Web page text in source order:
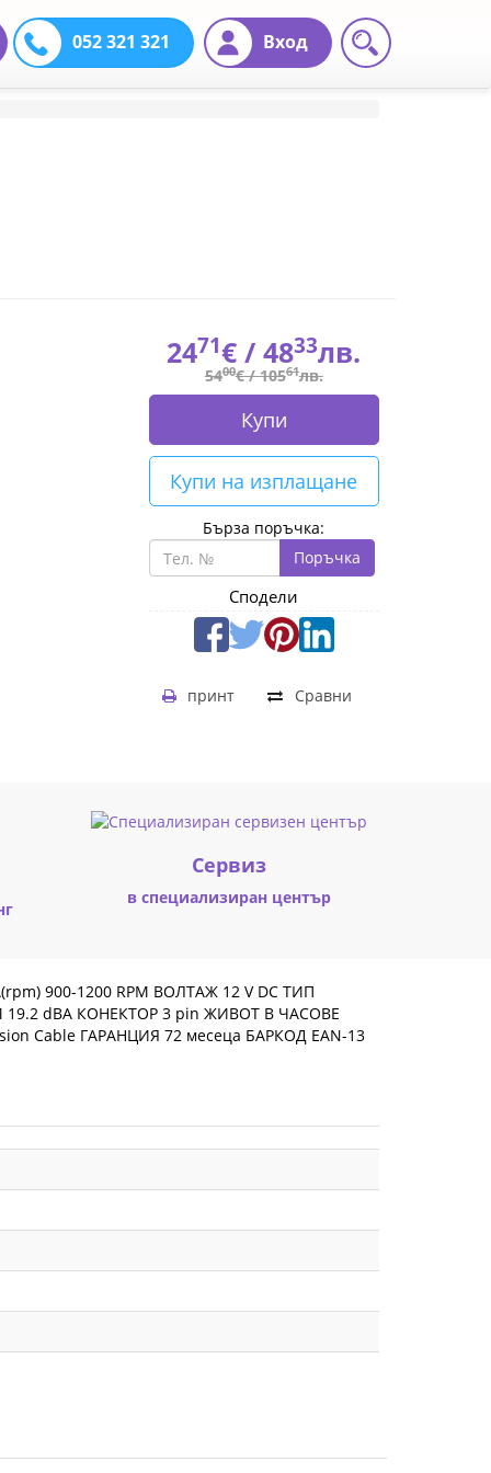
Вход
052 321 321
2471€ /4833лв.
5400€ /10561лв.
Купи
Купи на изплащане
Бърза поръчка:
Поръчка
Сподели
Сравни
принт
Cервиз
в специализиран център
900-1200 RPM ВОЛТАЖ 12 V DC ТИП
dBA КОНЕКТОР 3 pin ЖИВОТ В ЧАСОВЕ
Cable ГАРАНЦИЯ 72 месеца БАРКОД EAN-13